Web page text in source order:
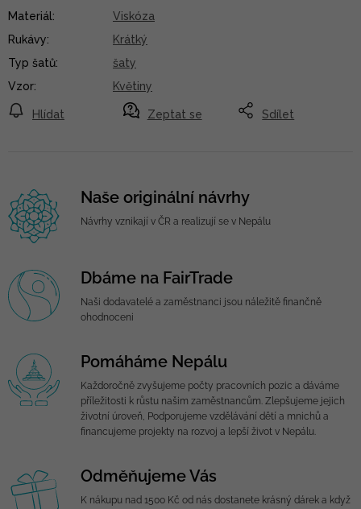
Zeptat se
Hlídat Sdílet
Materiál:
Viskóza
Rukávy:
Krátký
Typ šatů:
šaty
Vzor: Květiny
Naše originální návrhy
Návrhy vznikají v ČR a realizují se v Nepálu
Dbáme na FairTrade
Naši dodavatelé a zaměstnanci jsou náležitě finančně
ohodnoceni
Pomáháme Nepálu
Každoročně zvyšujeme počty pracovních pozic a dáváme
příležitosti k růstu našim zaměstnancům. Zlepšujeme jejich
životní úroveň, Podporujeme vzdělávání dětí a mnichů a
financujeme projekty na rozvoj a lepší život v Nepálu.
Odměňujeme Vás
K nákupu nad 1500 Kč od nás dostanete krásný dárek a když